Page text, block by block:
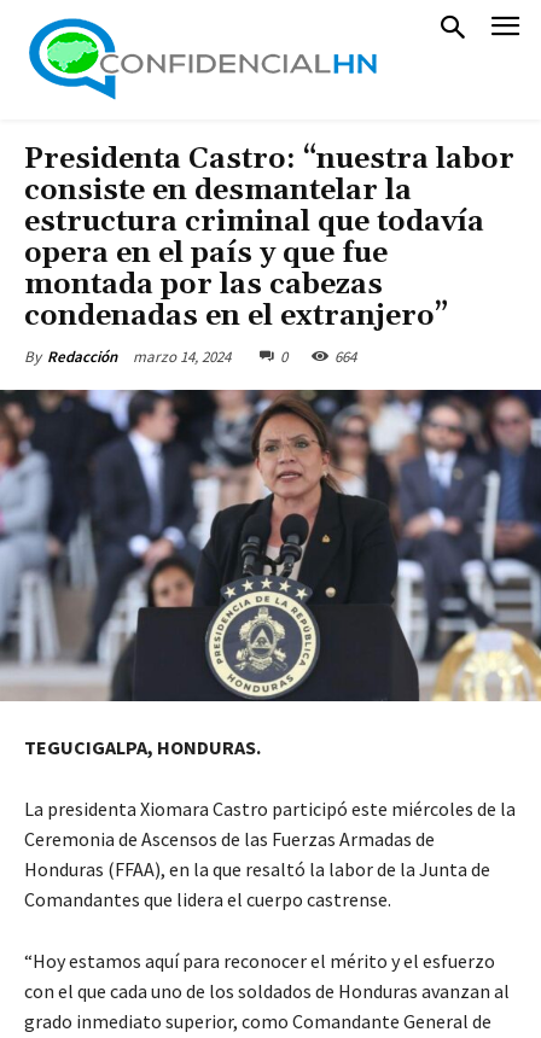
Presidenta Castro: “nuestra labor
consiste en desmantelar la
estructura criminal que todavía
opera en el país y que fue
montada por las cabezas
condenadas en el extranjero”
By Redacción marzo 14, 2024 0 664
TEGUCIGALPA, HONDURAS.
La presidenta Xiomara Castro participó este miércoles de la
Ceremonia de Ascensos de las Fuerzas Armadas de
Honduras (FFAA), en la que resaltó la labor de la Junta de
Comandantes que lidera el cuerpo castrense.
“Hoy estamos aquí para reconocer el mérito y el esfuerzo
con el que cada uno de los soldados de Honduras avanzan al
grado inmediato superior, como Comandante General de